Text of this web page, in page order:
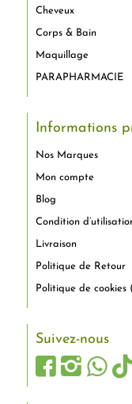
Cheveux
Corps & Bain
Maquillage
PARAPHARMACIE
Informations
Nos Marques
Mon compte
Blog
Condition
Livraison
Politique de Retour
Politique de cookies
Suivez-nous